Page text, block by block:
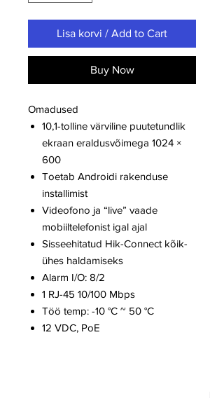
Lisa korvi / Add to Cart
Buy Now
Omadused
10,1-tolline värviline puutetundlik
ekraan eraldusvõimega 1024 ×
600
Toetab Androidi rakenduse
installimist
Videofono ja “live” vaade
mobiiltelefonist igal ajal
Sisseehitatud Hik-Connect kõik-
ühes haldamiseks
Alarm I/O: 8/2
1 RJ-45 10/100 Mbps
Töö temp: -10 °C ~ 50 °C
12 VDC, PoE